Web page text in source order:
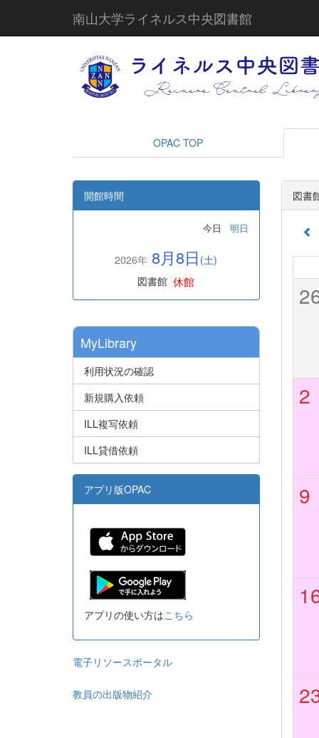
南山大学ライネルス中央図書館
OPAC TOP
図書
2
9
開館時間
今日 明日
2026年 8月8日 (土)
図書館 休館
MyLibrary
利用状況の確認
新規購入依頼
ILL複写依頼
ILL貸借依頼
アプリ版OPAC
アプリの使い方はこちら
電子リソースポータル
教員の出版物紹介